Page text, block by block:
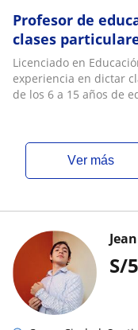
Profesor de
clases
reforzamiento y
Licenciado en
experiencia en dictar
de los 6 a 15 años de
ver más
S/5